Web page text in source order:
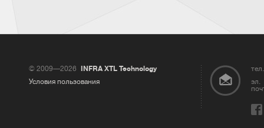
© 2009—2026
INFRA XTL Technology
Условия пользования
эл.